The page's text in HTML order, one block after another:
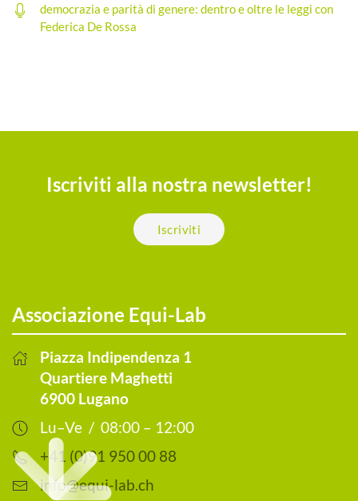
democrazia e parità di genere: dentro e oltre le leggi con
Federica De Rossa
Iscriviti alla nostra newsletter!
Iscriviti
Associazione Equi-Lab
Piazza Indipendenza 1
Quartiere Maghetti
6900 Lugano
Lu–Ve / 08:00 – 12:00
+41 (0)91 950 00 88
info@equi-lab.ch